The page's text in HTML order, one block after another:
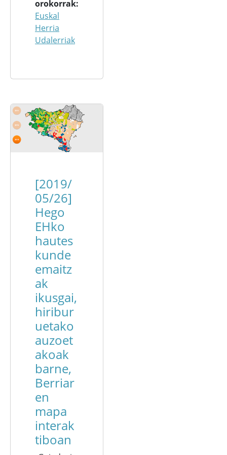
orokorrak
Euskal
Herria
Udalerriak
[2019/
05/26]
Hego
EHko
hautes
kunde
emaitz
ak
ikusgai,
hiribur
uetako
auzoet
akoak
barne,
Berriar
en
mapa
interak
tiboan